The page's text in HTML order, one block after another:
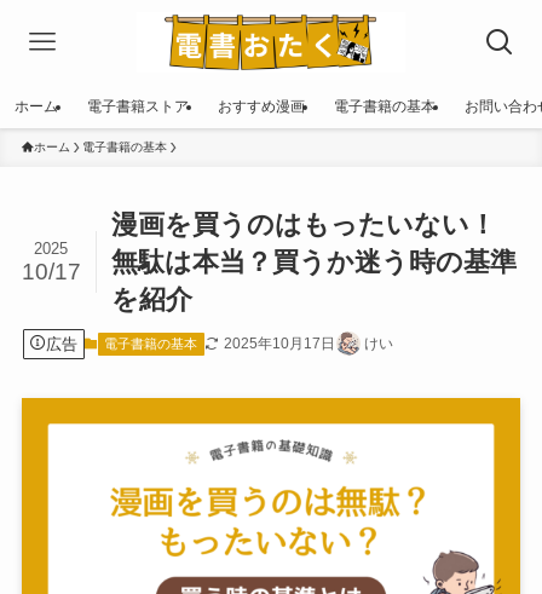
ホーム 電子書籍ストア おすすめ漫画 電子書籍の基本 お問い合わ
ホーム 電子書籍の基本
漫画を買うのはもったいない！
無駄は本当？買うか迷う時の基準
を紹介
2025
10/17
広告 電子書籍の基本 2025年10月17日 けい